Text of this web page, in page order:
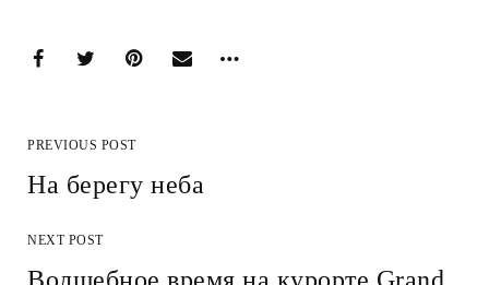
PREVIOUS POST
На берегу неба
NEXT POST